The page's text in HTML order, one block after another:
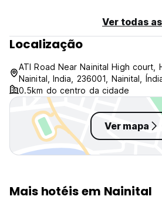
Ver todas
Localização
ATI Road Near Nainital High court,
Nainital, India, 236001, Nainital,
0.5km do centro da cidade
Ver mapa
Mais hotéis em Nainital